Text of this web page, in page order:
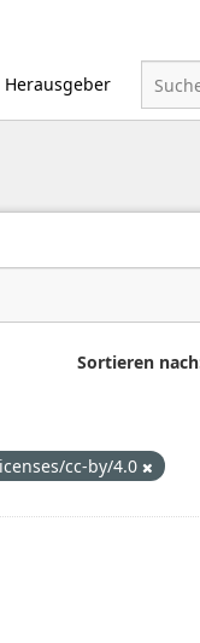
Herausgeber
Sortieren nach
cc-by/4.0